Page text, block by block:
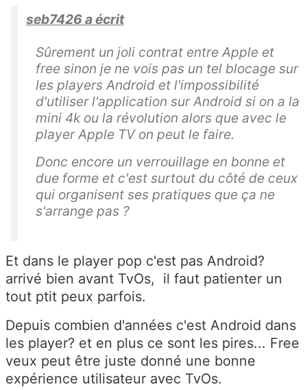
seb7426 a écrit
Sûrement un joli contrat entre Apple et
free sinon je ne vois pas un tel blocage sur
les players Android et l'impossibilité
d'utiliser l'application sur Android si on a la
mini 4k ou la révolution alors que avec le
player Apple TV on peut le faire.
Donc encore un verrouillage en bonne et
due forme et c'est surtout du côté de ceux
qui organisent ses pratiques que ça ne
s'arrange pas ?
Et dans le player pop c'est pas Android?
arrivé bien avant TvOs, il faut patienter un
tout ptit peux parfois.
Depuis combien d'années c'est Android dans
les player? et en plus ce sont les pires... Free
veux peut être juste donné une bonne
expérience utilisateur avec TvOs.